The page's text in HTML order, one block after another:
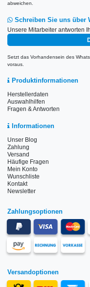
abweichen.
Schreiben Sie uns über
Unsere Mitarbeiter antworten
Setzt das Vorhandensein des
voraus.
Produktinformationen
Herstellerdaten
Auswahlhilfen
Fragen & Antworten
Informationen
Unser Blog
Zahlung
Versand
Häufige Fragen
Mein Konto
Wunschliste
Kontakt
Newsletter
Zahlungsoptionen
Versandoptionen